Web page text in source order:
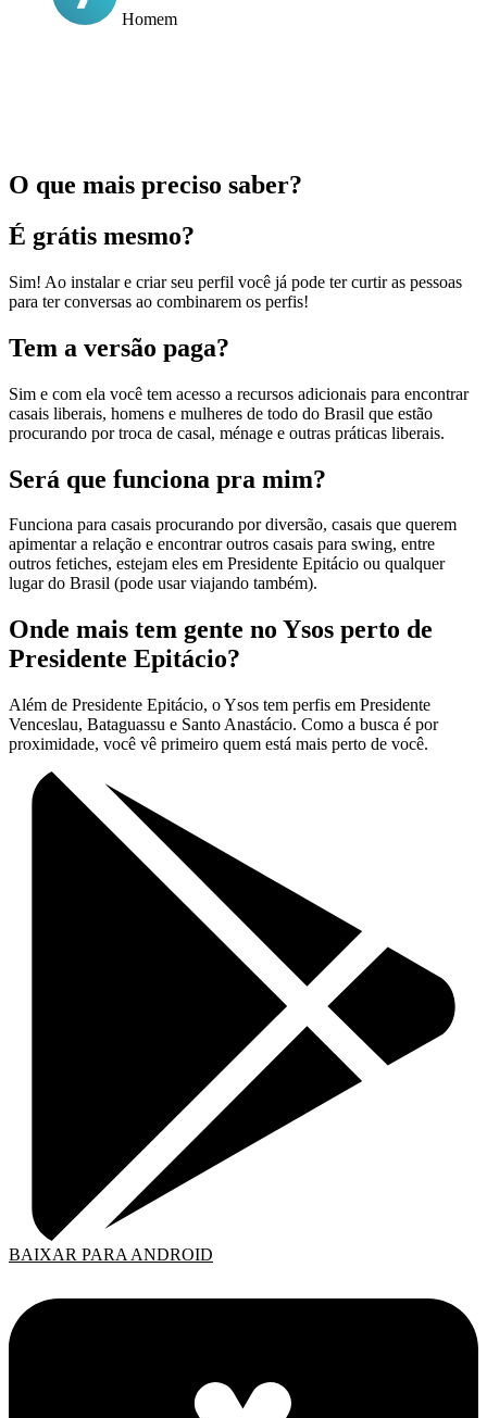
Homem
O que mais preciso saber?
É grátis mesmo?
Sim! Ao instalar e criar seu perfil você já pode ter curtir as pessoas
para ter conversas ao combinarem os perfis!
Tem a versão paga?
Sim e com ela você tem acesso a recursos adicionais para encontrar
casais liberais, homens e mulheres de todo do Brasil que estão
procurando por troca de casal, ménage e outras práticas liberais.
Será que funciona pra mim?
Funciona para casais procurando por diversão, casais que querem
apimentar a relação e encontrar outros casais para swing, entre
outros fetiches, estejam eles em Presidente Epitácio ou qualquer
lugar do Brasil (pode usar viajando também).
Onde mais tem gente no Ysos perto de
Presidente Epitácio?
Além de Presidente Epitácio, o Ysos tem perfis em Presidente
Venceslau, Bataguassu e Santo Anastácio. Como a busca é por
proximidade, você vê primeiro quem está mais perto de você.
BAIXAR PARA ANDROID